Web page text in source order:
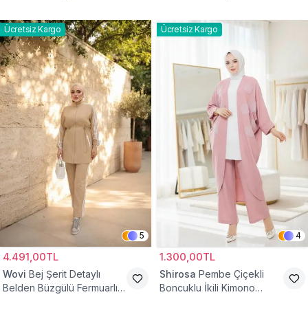
Takım
Ücretsiz Kargo
5
4.491,00TL
Wovi Bej Şerit Detaylı
Belden Büzgülü Fermuarlı
Ücretsiz Kargo
4
1.300,00TL
Shirosa Pembe Çiçekli
Boncuklu İkili Kimono